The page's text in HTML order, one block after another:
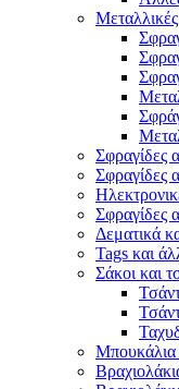
Σφραγίδες
Σφραγίδες
Σφραγίδες
Δεματικά
Tags και
Σάκοι και
Μπουκάλια